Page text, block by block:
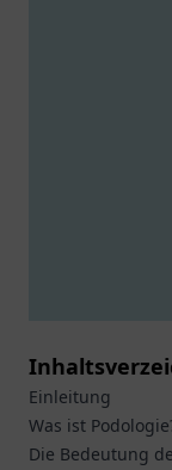
Einleitung
Was ist
Die Bedeutung